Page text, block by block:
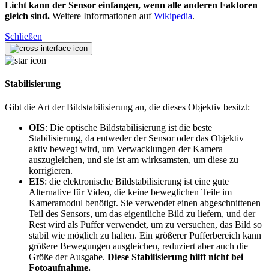
Licht kann der Sensor einfangen, wenn alle anderen Faktoren
gleich sind. Weitere Informationen aufWikipedia.
Schließen
Stabilisierung
Gibt die Art der Bildstabilisierung an, die dieses Objektiv besitzt:
OIS: Die optische Bildstabilisierung ist die beste
Stabilisierung, da entweder der Sensor oder das Objektiv
aktiv bewegt wird, um Verwacklungen der Kamera
auszugleichen, und sie ist am wirksamsten, um diese zu
korrigieren.
EIS: die elektronische Bildstabilisierung ist eine gute
Alternative für Video, die keine beweglichen Teile im
Kameramodul benötigt. Sie verwendet einen abgeschnittenen
Teil des Sensors, um das eigentliche Bild zu liefern, und der
Rest wird als Puffer verwendet, um zu versuchen, das Bild so
stabil wie möglich zu halten. Ein größerer Pufferbereich kann
größere Bewegungen ausgleichen, reduziert aber auch die
Größe der Ausgabe. Diese Stabilisierung hilft nicht bei
Fotoaufnahme.